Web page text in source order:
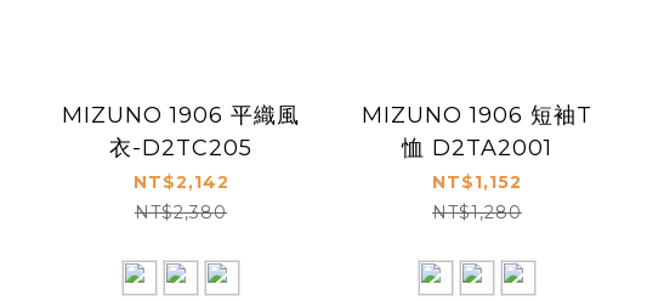
MIZUNO 1906 平織風
衣-D2TC205
NT$2,142
NT$2,380
MIZUNO 1906 短袖T
恤 D2TA2001
NT$1,152
NT$1,280